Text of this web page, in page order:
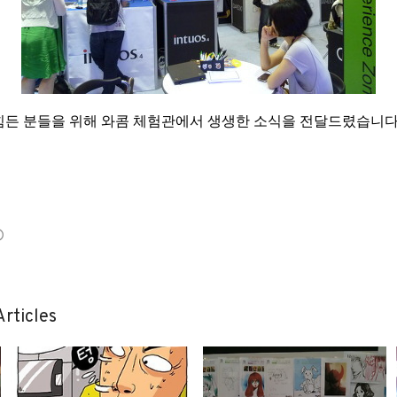
분들을 위해 와콤 체험관에서 생생한 소식을 전달드렸습니